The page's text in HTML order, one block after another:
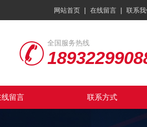
网站首页 | 在线留言 | 联系
全国服务热线
线留言 联系方式